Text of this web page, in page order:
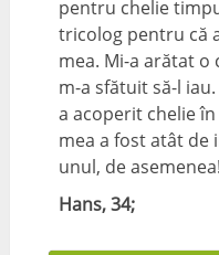
pentru chelie
tricolog pentru că
mea. Mi-a arătat o
m-a sfătuit să-l
a acoperit chelie
mea a fost atât
unul, de
Hans, 34;